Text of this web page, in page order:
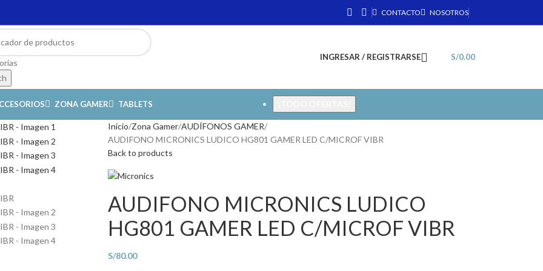
CONTACTO NOSOTROS
INGRESAR / REGISTRARSE S/0.00
ZONA GAMER TABLETS
Inicio Zona Gamer AUDÍFONOS GAMER
AUDIFONO MICRONICS LUDICO HG801 GAMER LED C/MICROF VIBR
Back to products
AUDIFONO MICRONICS LUDICO
HG801 GAMER LED C/MICROF VIBR
S/80.00